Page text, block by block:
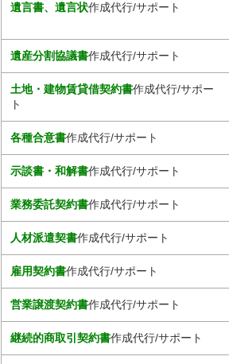
遺言書、遺言状作成代行/サポート
遺産分割協議書作成代行/サポート
土地・建物賃貸借契約書作成代行/サポー
ト
各種合意書作成代行/サポート
示談書・和解書作成代行/サポート
業務委託契約書作成代行/サポート
人材派遣契書作成代行/サポート
雇用契約書作成代行/サポート
営業譲渡契約書作成代行/サポート
継続的商取引契約書作成代行/サポート